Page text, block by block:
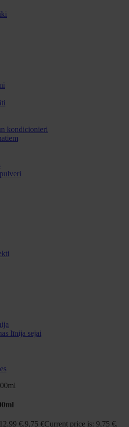
kondicionieri
līnija sejai
€.9,75 €Current price is: 9,75 €.